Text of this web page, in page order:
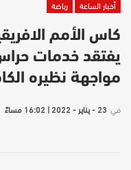
أخبار الساعة رياضة
كاس الأمم
يفتقد خدمات
مواجهة نظيره
في 23 - يناير - 2022 | 16:02 مساءً